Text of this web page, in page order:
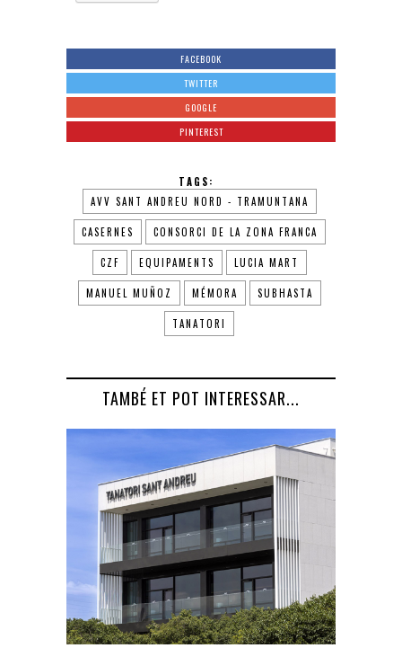
FACEBOOK
TWITTER
GOOGLE
PINTEREST
TAGS:
AVV SANT ANDREU NORD - TRAMUNTANA
CASERNES CONSORCI DE LA ZONA FRANCA
CZF EQUIPAMENTS LUCIA MART
MANUEL MUÑOZ MÉMORA SUBHASTA
TANATORI
TAMBÉ ET POT INTERESSAR...